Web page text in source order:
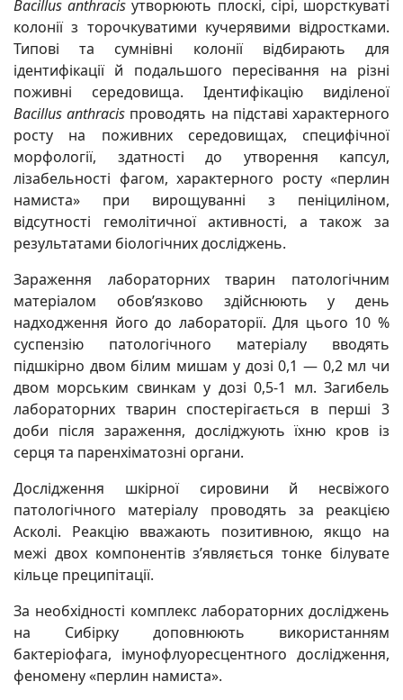
Bacillus anthracis утворюють плоскі, сірі, шорсткуваті
колонії з торочкуватими кучерявими відростками.
Типові та сумнівні колонії відбирають для
ідентифікації й подальшого пересівання на різні
поживні середовища. Ідентифікацію виділеної
Bacillus anthracis проводять на підставі характерного
росту на поживних середовищах, специфічної
морфології, здатності до утворення капсул,
лізабельності фагом, характерного росту «перлин
намиста» при вирощуванні з пеніциліном,
відсутності гемолітичної активності, а також за
результатами біологічних досліджень.
Зараження лабораторних тварин патологічним
матеріалом обов’язково здійснюють у день
надходження його до лабораторії. Для цього 10 %
суспензію патологічного матеріалу вводять
підшкірно двом білим мишам у дозі 0,1 — 0,2 мл чи
двом морським свинкам у дозі 0,5-1 мл. Загибель
лабораторних тварин спостерігається в перші 3
доби після зараження, досліджують їхню кров із
серця та паренхіматозні органи.
Дослідження шкірної сировини й несвіжого
патологічного матеріалу проводять за реакцією
Асколі. Реакцію вважають позитивною, якщо на
межі двох компонентів з’являється тонке білувате
кільце преципітації.
За необхідності комплекс лабораторних досліджень
на Сибірку доповнюють використанням
бактеріофага, імунофлуоресцентного дослідження,
феномену «перлин намиста».